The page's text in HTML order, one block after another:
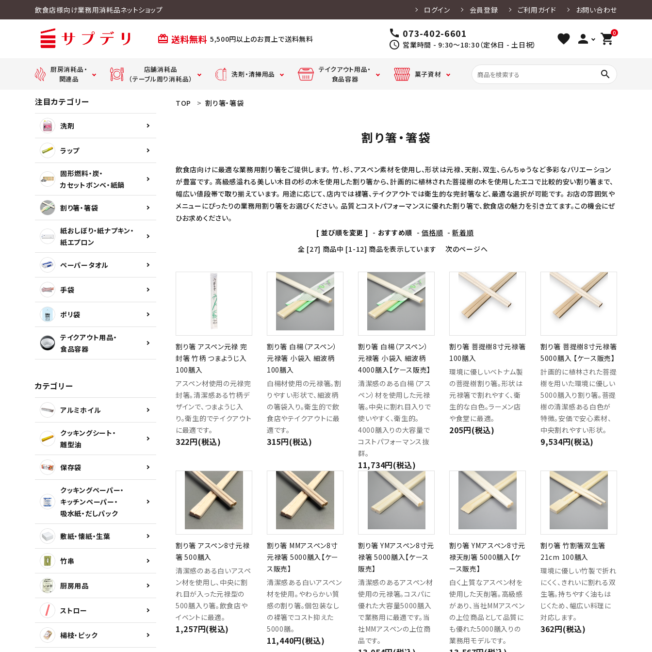
飲食店様向け業務用消耗品ネットショップ ログイン 会員登録 ご利用ガイド お問い合わせ
card_giftcard 送料無料 5,500円以上のお買上で送料無料 call 073-402-6601
schedule 営業時間 - 9:30～18:30（定休日 - 土日祝） favorite person 0
shopping_cart
厨房消耗品・
関連品
手袋
敷紙・懐紙・生葉
カウンタークロス・ふきん・タオ
ル
前掛・コックシューズ・
長靴
和洋菓子用品
店舗消耗品
（テーブル周り消耗品）
洗剤・清掃用品
ハンドソープ・手
指消毒
衣類用洗剤 店舗清掃用洗剤 浴室用洗剤
テイクアウト用品・
食品容器
器・惣菜
容器
ック
トフード
用品・
紙皿
クセサリ
ー
ドリンク
カップ・カ
菓子資材
シ
リ
コ
ケ
ー
ス・
シ
ン
ー
ク
ラ
フ
紙
search
ACCOUNT MENU
ようこそ ゲスト 様
ログイン person 新規会員登録
カテゴリーから探す
INFORMATION
注目カテゴリー
洗剤
ラップ
固形燃料・炭・
カセットボンベ・紙鍋
割り箸・箸袋
紙おしぼり・紙ナプキン・
紙エプロン
ペーパータオル
手袋
ポリ袋
テイクアウト用品・
食品容器
カテゴリー
アルミホイル
クッキングシート・
離型油
保存袋
クッキングペーパー・
キッチンペーパー・
吸水紙・だしパック
敷紙・懐紙・生葉
竹串
厨房用品
ストロー
楊枝・ピック
TOP 割り箸・箸袋
割り箸・箸袋
飲食店向けに最適な業務用割り箸をご提供します。 竹、杉、アスペン素材を使用し、形状は元禄、天削、双生、らんちゅうなど多彩なバリエーション
が豊富です。 高級感溢れる美しい木目の杉の木を使用した割り箸から、計画的に植林された菩提樹の木を使用したエコで比較的安い割り箸まで、
幅広い値段帯で取り揃えています。 用途に応じて、店内では裸箸、テイクアウトでは衛生的な完封箸など、最適な選択が可能です。 お店の雰囲気や
メニューにぴったりの業務用割り箸をお選びください。 品質とコストパフォーマンスに優れた割り箸で、飲食店の魅力を引き立てます。この機会にぜ
ひお求めください。
[ 並び順を変更 ] - おすすめ順 -価格順 -新着順
全 [27] 商品中 [1-12] 商品を表示しています
次のページへ
割り箸 アスペン元禄 完
封箸 竹柄 つまようじ入
100膳入
アスペン材使用の元禄完
封箸。清潔感ある竹柄デ
ザインで、つまようじ入
り。衛生的でテイクアウト
に最適です。
322円(税込)
割り箸 白楊（アスペン）
元禄箸 小袋入 細波柄
100膳入
白楊材使用の元禄箸。割
りやすい形状で、細波柄
の箸袋入り。衛生的で飲
食店やテイクアウトに最
適です。
315円(税込)
割り箸 白楊（アスペン）
元禄箸 小袋入 細波柄
4000膳入【ケース販売】
清潔感のある白楊（アス
ペン）材を使用した元禄
箸。中央に割れ目入りで
使いやすく、衛生的。
4000膳入りの大容量で
コストパフォーマンス抜
群。
11,734円(税込)
割り箸 菩提樹8寸元禄箸
100膳入
環境に優しいベトナム製
の菩提樹割り箸。形状は
元禄箸で割れやすく、衛
生的な白色。ラーメン店
や食堂に最適。
205円(税込)
割り箸 菩提樹8寸元禄箸
5000膳入 【ケース販売】
計画的に植林された菩提
樹を用いた環境に優しい
5000膳入り割り箸。菩提
樹の清潔感ある白色が
特徴。安価で安心素材、
中央割れやすい形状。
9,534円(税込)
割り箸 アスペン8寸元禄
箸 500膳入
清潔感のある白いアスペ
ン材を使用し、中央に割
れ目が入った元禄型の
500膳入り箸。飲食店や
イベントに最適。
1,257円(税込)
割り箸 MMアスペン8寸
元禄箸 5000膳入【ケー
ス販売】
清潔感ある白いアスペン
材を使用。やわらかい質
感の割り箸。個包装なし
の裸箸でコスト抑えた
5000膳。
11,440円(税込)
割り箸 YMアスペン8寸元
禄箸 5000膳入【ケース
販売】
清潔感のあるアスペン材
使用の元禄箸。コスパに
優れた大容量5000膳入
で業務用に最適です。当
社MMアスペンの上位商
品です。
割り箸 YMアスペン8寸元
禄天削箸 5000膳入【ケ
ース販売】
白く上質なアスペン材を
使用した天削箸。高級感
があり、当社MMアスペン
の上位商品として品質に
も優れた5000膳入りの
業務用モデルです。
割り箸 竹割箸双生箸
21cm 100膳入
環境に優しい竹製で折れ
にくく、きれいに割れる双
生箸。持ちやすく油もは
じくため、幅広い料理に
対応します。
362円(税込)